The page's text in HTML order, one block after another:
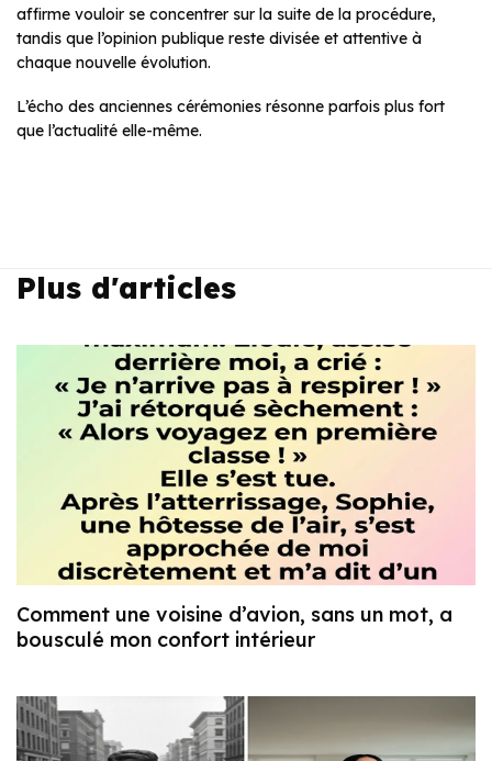
affirme vouloir se concentrer sur la suite de la procédure,
tandis que l’opinion publique reste divisée et attentive à
chaque nouvelle évolution.
L’écho des anciennes cérémonies résonne parfois plus fort
que l’actualité elle-même.
Plus d'articles
Comment une voisine d’avion, sans un mot, a
bousculé mon confort intérieur